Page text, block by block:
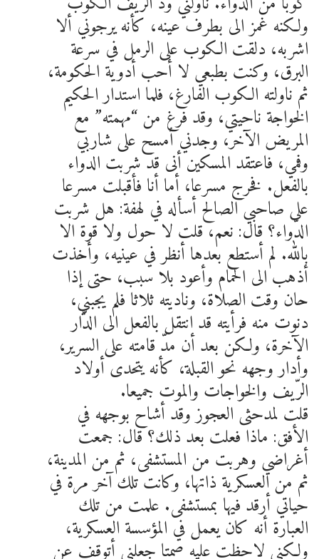
ولكنه غمز الى بطرف عينه، كأنه يرجوني ألا
اشربه، دلقت الكوب على الرمل في سرعة
البرق، وكنت بطبعي لا أحب أدوية الحكومة،
ثم ناولته الكوب الفارغ، فلما استدار الحكيم
الخواجة ناحيتي، وقد فرغ من “مهمته” مع
المريض الآخر، وجدني أمسح على شاربي
وفمي، فاعتقد المسكين أنى قد شربت الدواء
بالفعل. فخرج مسرعا، أما أنا فأقبلت مسرعا
على صاحبي الصالح أسأله في لهفة: هل شربت
الدّواء؟ قال: نعم، قلت لا حول ولا قوة الا
بالله. لم أستطع بعدها أنظر في عينيه، وأخذت
أذهب الى الحمام وأعود بلا سبب، حتى إذا
حان وقت الصلاة، وناديته ثلاثا فلم يجبني،
دنوت منه فرأيته قد انتقل بالفعل الى الدّار
الآخرة، ولكن بعد أن مدّ قامته على السرير،
وأدار وجهه نحو القبلة، كأنه يتحدى أولاد
الرّيف والخواجات والموت جميعا.
قلت لمدحثى العجوز وقد أشاح بوجهه في
الأفق: ماذا فعلت بعد ذلك؟ قال: جمعت
أغراضي وهربت من المستشفى، ثم من المدينة،
ثم من العسكرية ذاتها، وكانت تلك آخر مرة في
حياتي أرقد فيها بمستشفى. علمت من تلك
العبارة أنه كان يعمل في المؤسسة العسكرية،
ولكنى لاحظت عليه صمتا جعلني أتوقف عن